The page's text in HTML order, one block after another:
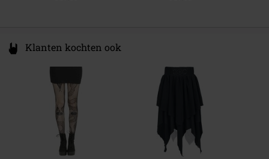
Klanten kochten ook